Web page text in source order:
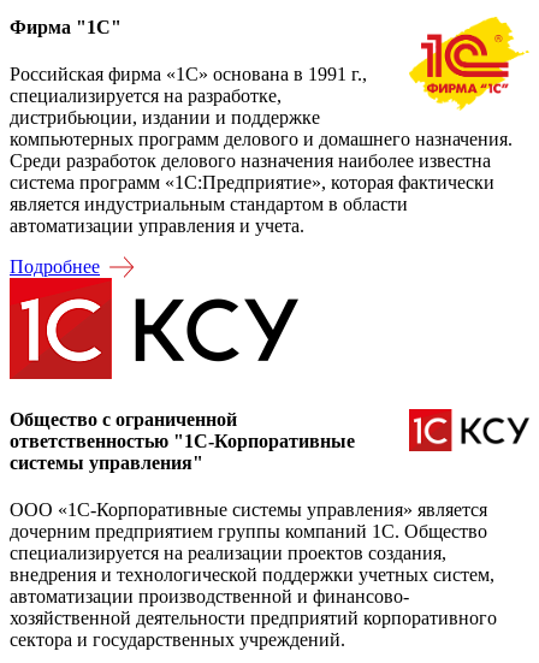
Фирма "1С"
Российская фирма «1С» основана в 1991 г.,
специализируется на разработке,
дистрибьюции, издании и поддержке
компьютерных программ делового и домашнего назначения.
Среди разработок делового назначения наиболее известна
система программ «1С:Предприятие», которая фактически
является индустриальным стандартом в области
автоматизации управления и учета.
Подробнее
Общество с ограниченной
ответственностью "1С-Корпоративные
системы управления"
ООО «1С-Корпоративные системы управления» является
дочерним предприятием группы компаний 1С. Общество
специализируется на реализации проектов создания,
внедрения и технологической поддержки учетных систем,
автоматизации производственной и финансово-
хозяйственной деятельности предприятий корпоративного
сектора и государственных учреждений.